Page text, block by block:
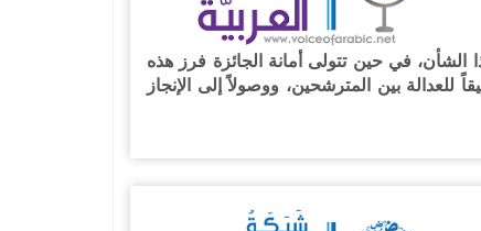
في حين تتولى أمانة الجائزة فرز هذه
للعدالة بين المترشحين، ووصولاً إلى الإنجاز